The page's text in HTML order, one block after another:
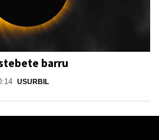
barru
USURBIL